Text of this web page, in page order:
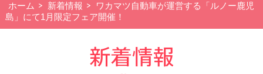
ホーム 新着情報
ワカマツ自動車が運営する「ルノー鹿児
島」にて1月限定フェア開催！